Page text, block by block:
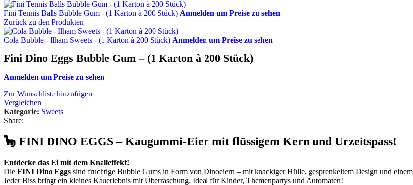
Fini Tennis Balls Bubble Gum - (1 Karton à 200 Stück) Anmelden um Preise zu sehen
Zurück zu den Produkten
Cola Bubble - Ilham Sweets - (1 Karton à 200 Stück) Anmelden um Preise zu sehen
Fini Dino Eggs Bubble Gum – (1 Karton à 200 Stück)
Anmelden um Preise zu sehen
Zur Wunschliste hinzufügen
Vergleichen
Kategorie: Sweets
Share:
🦕 FINI DINO EGGS – Kaugummi-Eier mit flüssigem Kern und Urzeitspass!
Entdecke das Ei mit dem Knalleffekt!
Die FINI Dino Eggs sind fruchtige Bubble Gums in Form von Dinoeiern – mit knackiger Hülle, gesprenkeltem Design und einem
Jeder Biss bringt ein kleines Kauerlebnis mit Überraschung. Ideal für Kinder, Themenpartys und Automaten!